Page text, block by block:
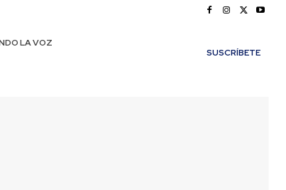
LA VOZ
SUSCRÍBETE